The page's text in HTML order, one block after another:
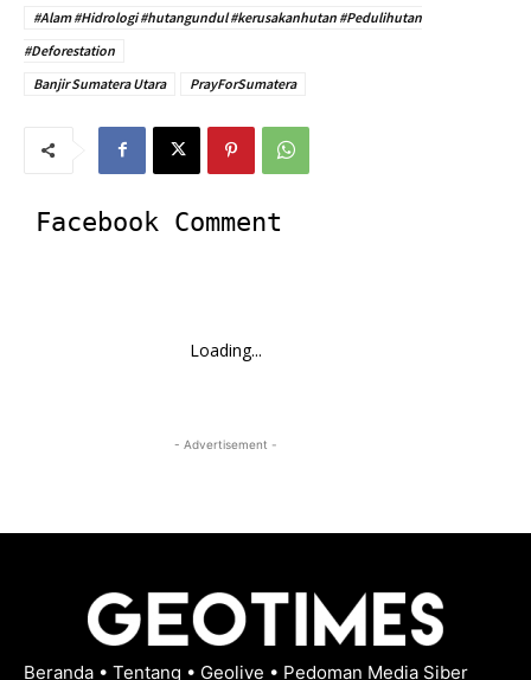
#Alam #Hidrologi #hutangundul #kerusakanhutan #Pedulihutan
#Deforestation
Banjir Sumatera Utara
PrayForSumatera
Facebook Comment
Loading...
- Advertisement -
Beranda • Tentang • Geolive • Pedoman Media Siber